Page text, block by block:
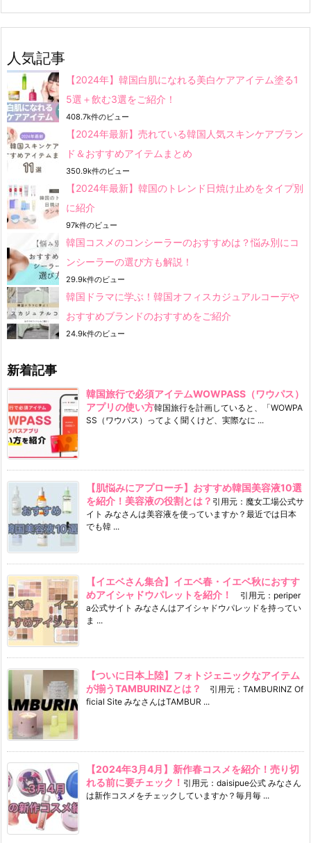
人気記事
【2024年】韓国白肌になれる美白ケアアイテム塗る1
5選＋飲む3選をご紹介！
408.7k件のビュー
【2024年最新】売れている韓国人気スキンケアブラン
ド＆おすすめアイテムまとめ
350.9k件のビュー
【2024年最新】韓国のトレンド日焼け止めをタイプ別
に紹介
97k件のビュー
韓国コスメのコンシーラーのおすすめは？悩み別にコ
ンシーラーの選び方も解説！
29.9k件のビュー
韓国ドラマに学ぶ！韓国オフィスカジュアルコーデや
おすすめブランドのおすすめをご紹介
24.9k件のビュー
新着記事
韓国旅行で必須アイテムWOWPASS（ワウパス）
アプリの使い方韓国旅行を計画していると、「WOWPA
SS（ワウパス）ってよく聞くけど、実際なに ...
【肌悩みにアプローチ】おすすめ韓国美容液10選
を紹介！美容液の役割とは？ 引用元：魔女工場公式サ
イト みなさんは美容液を使っていますか？最近では日本
でも韓 ...
【イエベさん集合】イエベ春・イエベ秋におすす
めアイシャドウパレットを紹介！
引用元：periper
a公式サイト みなさんはアイシャドウパレッドを持ってい
ま ...
【ついに日本上陸】フォトジェニックなアイテム
が揃うTAMBURINZとは？
引用元：TAMBURINZ Of
ficial Site みなさんはTAMBUR ...
【2024年3月4月】新作春コスメを紹介！売り切
れる前に要チェック！ 引用元：daisipue公式 みなさん
は新作コスメをチェックしていますか？毎月毎 ...